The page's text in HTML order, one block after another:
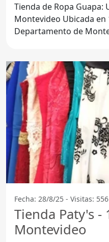
Tienda de Ropa
Montevideo Ubicada en 12300 Montevideo, en el
Departamento de
Fecha: 28/8/25 - Visitas: 556
Tienda Paty's -
Montevideo